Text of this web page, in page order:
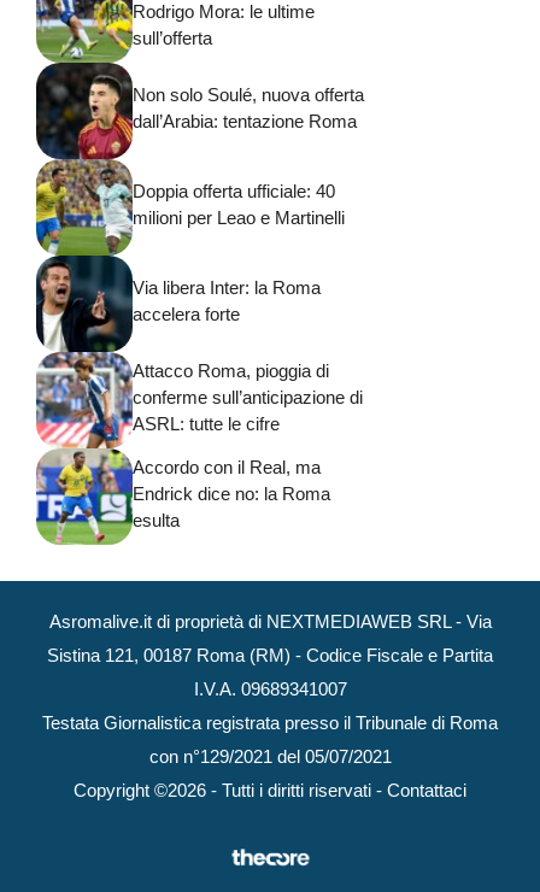
Rodrigo Mora: le ultime
sull’offerta
Non solo Soulé, nuova offerta
dall’Arabia: tentazione Roma
Doppia offerta ufficiale: 40
milioni per Leao e Martinelli
Via libera Inter: la Roma
accelera forte
Attacco Roma, pioggia di
conferme sull’anticipazione di
ASRL: tutte le cifre
Accordo con il Real, ma
Endrick dice no: la Roma
esulta
Asromalive.it di proprietà di NEXTMEDIAWEB SRL - Via
Sistina 121, 00187 Roma (RM) - Codice Fiscale e Partita
I.V.A. 09689341007
Testata Giornalistica registrata presso il Tribunale di Roma
con n°129/2021 del 05/07/2021
Copyright ©2026 - Tutti i diritti riservati - Contattaci